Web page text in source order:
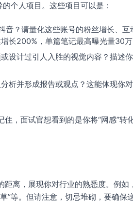
个人项目。这些项目可以是：
音？请量化这些账号的粉丝增长、互
长200%，单篇笔记最高曝光量30
设计过引人入胜的视觉内容？描述
析并形成报告或观点？这能体现你
，面试官想看到的是你将“网感”转
离，展现你对行业的熟悉度。例如
”等。但请注意，切忌堆砌，要确保